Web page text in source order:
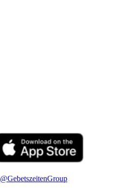
@GebetszeitenGroup